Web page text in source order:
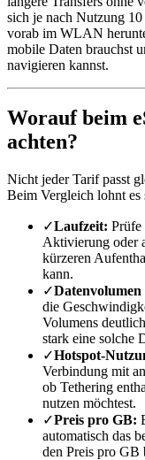
sich je nach Nutzung
vorab im WLAN
mobile Daten brauchst
navigieren kannst.
Worauf beim
achten?
Nicht jeder Tarif passt
Beim Vergleich lohnt
✓Laufzeit:
Aktivierung oder
kürzeren
kann.
✓
die
Volumens
stark eine solche
✓Hotspot-
Verbindung mit
ob Tethering
nutzen möchtest.
✓Preis pro GB:
automatisch das
den Preis pro GB